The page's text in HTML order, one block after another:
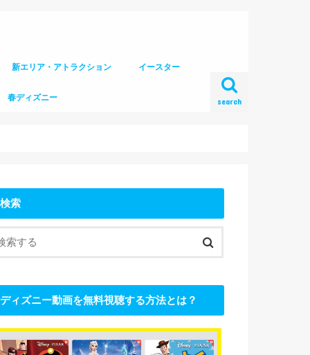
search
新エリア・アトラクション イースター
春ディズニー
検索
ディズニー動画を無料視聴する方法とは？